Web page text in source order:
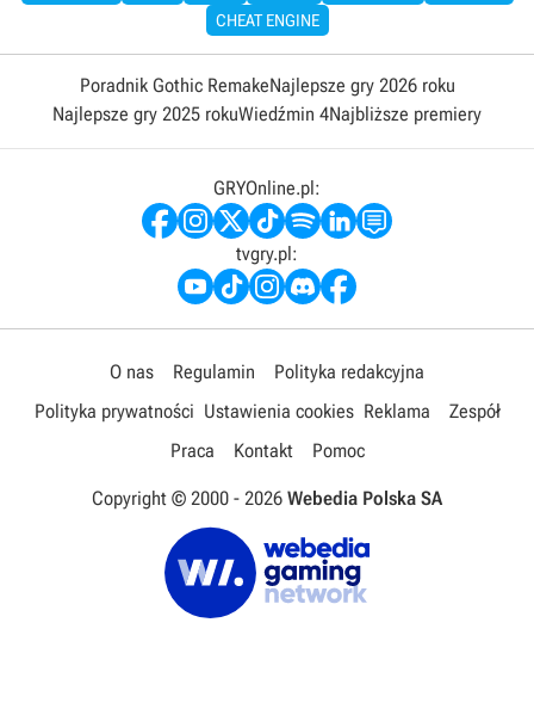
CHEAT ENGINE
Poradnik Gothic RemakeNajlepsze gry 2026 roku
Najlepsze gry 2025 rokuWiedźmin 4Najbliższe premiery
GRYOnline.pl:
tvgry.pl:
O nas Regulamin
Polityka redakcyjna
Polityka prywatności Ustawienia cookies Reklama
Zespół
Praca
Kontakt Pomoc
Copyright © 2000 - 2026 Webedia Polska SA